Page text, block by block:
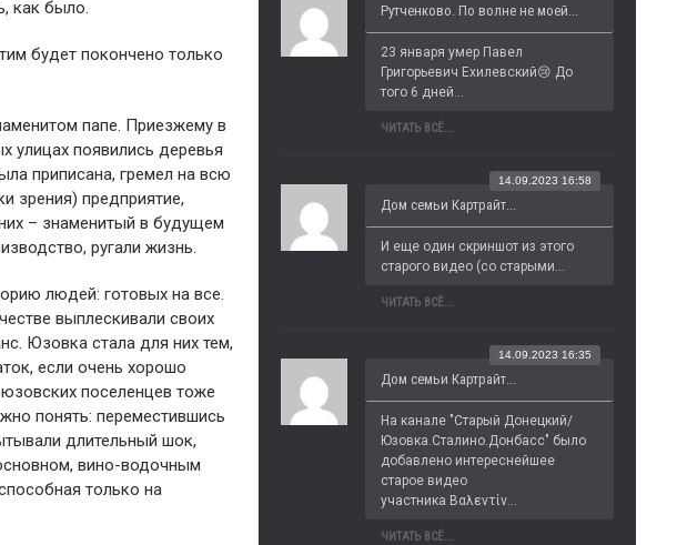
как было.
будет покончено только
папе. Приезжему в
улицах появились деревья
приписана, гремел на всю
зрения) предприятие,
– знаменитый в будущем
ругали жизнь.
людей: готовых на все.
выплескивали своих
Юзовка стала для них тем,
если очень хорошо
поселенцев тоже
понять: переместившись
длительный шок,
вино-водочным
только на
Рутченково. По волне не моей...
23 января умер Павел
Григорьевич Ехилевский😢 До
того 6 дней...
ЧИТАТЬ ВСЁ...
Дом семьи Картрайт...
14.09.2023 16:58
И еще один скриншот из этого
старого видео (со старыми...
ЧИТАТЬ ВСЁ...
Дом семьи Картрайт...
14.09.2023 16:35
На канале "Старый Донецкий/
Юзовка.Сталино.Донбасс" было
добавлено интереснейшее
старое видео
участника Βαλεντίν...
ЧИТАТЬ ВСЁ...